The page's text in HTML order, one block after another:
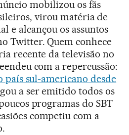
mobilizou os fãs
virou matéria de
e alcançou os assuntos
Twitter. Quem conhece
recente da televisão no
com a repercussão:
país sul-americano desde
a ser emitido todos os
programas do SBT
competiu com a